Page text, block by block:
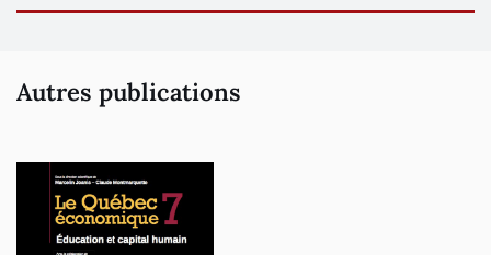
individus de 18 ans et plus, vivant au Québec. Les conclusions
Autres publications